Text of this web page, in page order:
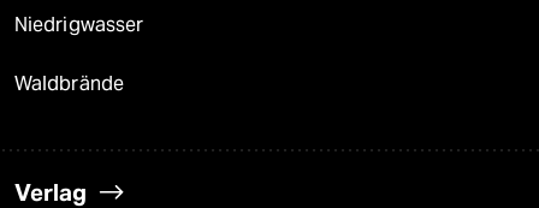
Niedrigwasser
Waldbrände
Verlag